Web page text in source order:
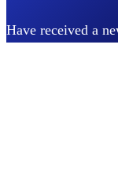
Have received a